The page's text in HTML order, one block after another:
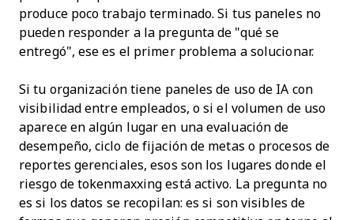
produce poco trabajo terminado. Si tus paneles no
pueden responder a la pregunta de "qué se
entregó", ese es el primer problema a solucionar.
Si tu organización tiene paneles de uso de IA con
visibilidad entre empleados, o si el volumen de uso
aparece en algún lugar en una evaluación de
desempeño, ciclo de fijación de metas o procesos de
reportes gerenciales, esos son los lugares donde el
riesgo de tokenmaxxing está activo. La pregunta no
es si los datos se recopilan: es si son visibles de